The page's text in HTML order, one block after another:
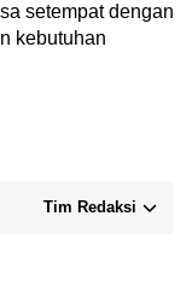
setempat dengan
kebutuhan
Tim Redaksi